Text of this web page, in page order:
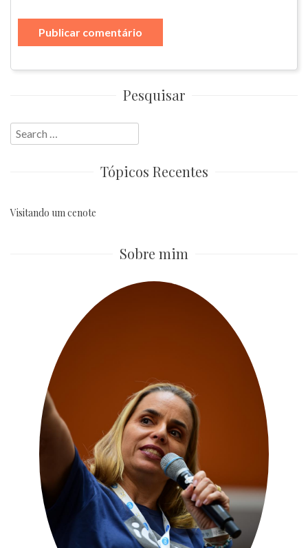
Pesquisar
Search
for:
Tópicos Recentes
Visitando um cenote
Sobre mim